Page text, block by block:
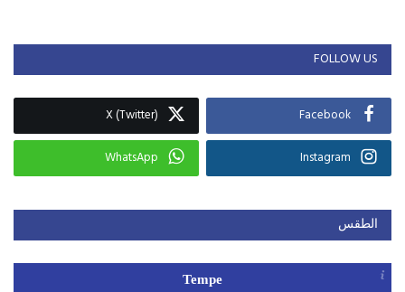
FOLLOW US
Facebook
X (Twitter)
Instagram
WhatsApp
الطقس
Tempe